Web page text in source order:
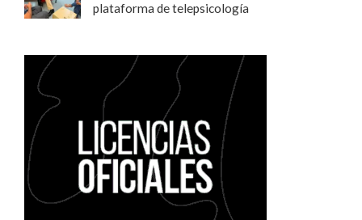
plataforma de telepsicología